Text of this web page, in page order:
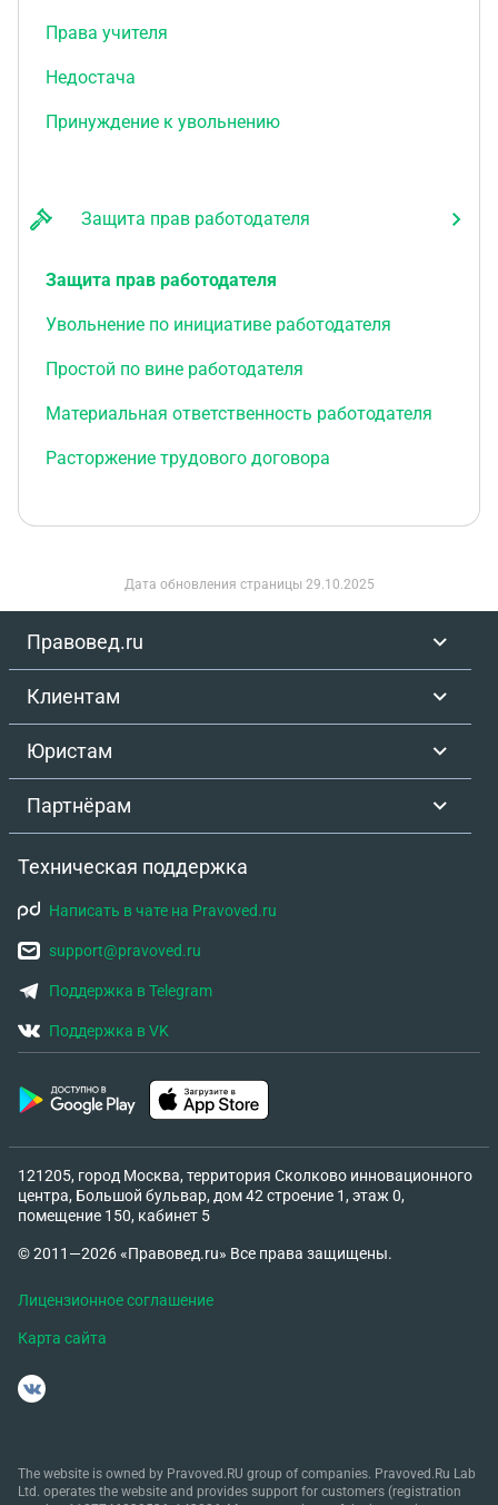
Права учителя
Недостача
Принуждение к увольнению
Защита прав работодателя
Защита прав работодателя
Увольнение по инициативе работодателя
Простой по вине работодателя
Материальная ответственность работодателя
Расторжение трудового договора
Дата обновления страницы 29.10.2025
Правовед.ru
Клиентам
Юристам
Партнёрам
Техническая поддержка
Написать в чате на Pravoved.ru
support@pravoved.ru
Поддержка в Telegram
Поддержка в VK
121205, город Москва, территория Сколково инновационного
центра, Большой бульвар, дом 42 строение 1, этаж 0,
помещение 150, кабинет 5
© 2011—2026 «Правовед.ru» Все права защищены.
Лицензионное соглашение
Карта сайта
The website is owned by Pravoved.RU group of companies. Pravoved.Ru Lab
Ltd. operates the website and provides support for customers (registration